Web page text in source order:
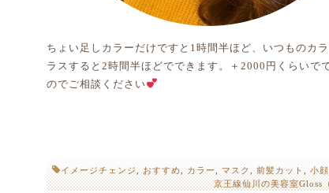
ちょい足しカラーだけですと1時間半ほど、いつものカ
ラスすると2時間半ほどでできます。＋2000円くらいで
のでご相談ください
イメージチェンジ おすすめ カラー マスク 前髪カット
小
京王線仙川の美容室Gloss